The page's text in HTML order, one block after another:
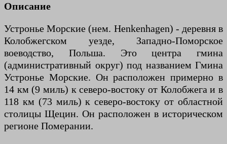
Описание
Устронье Морские (нем. Henkenhagen) - деревня в
Колобжегском уезде, Западно-Поморское
воеводство, Польша. Это центра гмина
(административный округ) под названием Гмина
Устронье Морские. Он расположен примерно в
14 км (9 миль) к северо-востоку от Колобжега и в
118 км (73 миль) к северо-востоку от областной
столицы Щецин. Он расположен в историческом
регионе Померании.